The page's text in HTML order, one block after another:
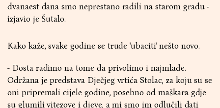
dvanaest dana smo neprestano radili na starom gradu -
izjavio je Šutalo.
Kako kaže, svake godine se trude 'ubaciti' nešto novo.
- Dosta radimo na tome da privolimo i najmlađe.
Održana je predstava Dječjeg vrtića Stolac, za koju su se
oni pripremali cijele godine, posebno od maškara gdje
su glumili vitezove i djeve, a mi smo im odlučili dati